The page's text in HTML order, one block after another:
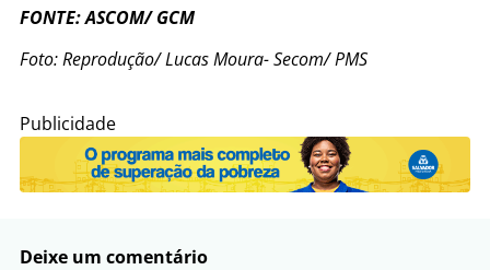
FONTE: ASCOM/ GCM
Foto: Reprodução/ Lucas Moura- Secom/ PMS
Publicidade
Deixe um comentário